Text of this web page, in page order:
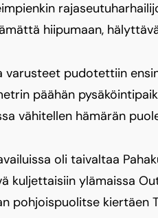
hiipumaan,
pudotettiin
päähän
vähitellen hämärän
oli taivaltaa
kuljettaisiin ylämaissa
pohjoispuolitse kiertäen